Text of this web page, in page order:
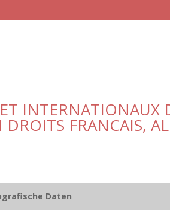
INTERNATIONAUX
DROITS FRANCAIS,
Daten